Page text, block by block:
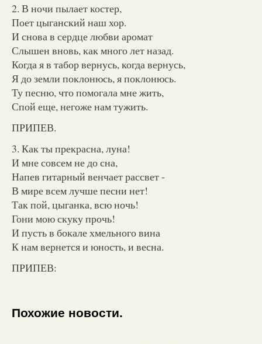
2. В ночи пылает костер,
Поет цыганский наш хор.
И снова в сердце любви аромат
Слышен вновь, как много лет назад.
Когда я в табор вернусь, когда вернусь,
Я до земли поклонюсь, я поклонюсь.
Ту песню, что помогала мне жить,
Спой еще, негоже нам тужить.
ПРИПЕВ.
3. Как ты прекрасна, луна!
И мне совсем не до сна,
Напев гитарный венчает рассвет -
В мире всем лучше песни нет!
Так пой, цыганка, всю ночь!
Гони мою скуку прочь!
И пусть в бокале хмельного вина
К нам вернется и юность, и весна.
ПРИПЕВ:
Похожие новости.